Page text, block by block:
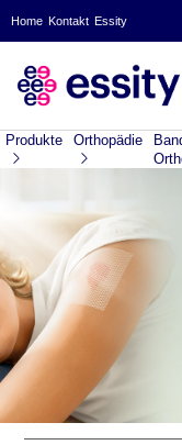
Home Kontakt Essity
Produkte Orthopädie